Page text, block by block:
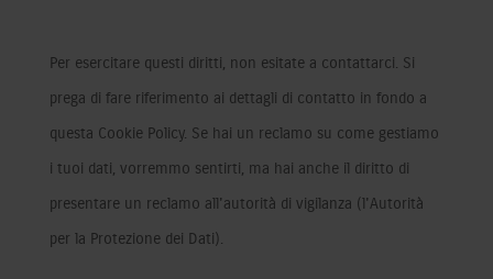
Per esercitare questi diritti, non esitate a contattarci. Si
prega di fare riferimento ai dettagli di contatto in fondo a
questa Cookie Policy. Se hai un reclamo su come gestiamo
i tuoi dati, vorremmo sentirti, ma hai anche il diritto di
presentare un reclamo all'autorità di vigilanza (l'Autorità
per la Protezione dei Dati).